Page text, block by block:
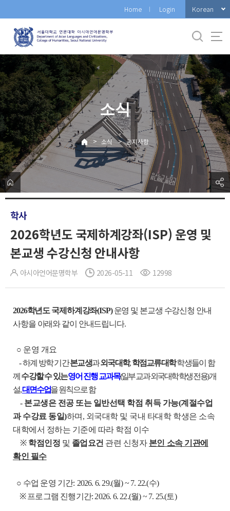
로
메
뉴
Home Login Korean
소식
> 소식 > 공지사항
학사
2026학년도 국제하계강좌(ISP) 운영 및
본교생 수강신청 안내사항
아시아언어문명학부 2026-05-11 12998
2026학년도 국제하계강좌(ISP)운영 및 본교생 수강신청 안내
사항을 아래와 같이 안내드립니다.
○ 운영 개요
-하계 방학 기간본교생과외국대학,학점교류대학학생들이 함
께 수강할 수있는영어 진행 교과목(일부 교과 외국대학 학생 전용)개
설,대면수업을 원칙으로 함
- 본교생은 전공 또는 일반선택 학점 취득 가능(계절수업
과 수강료 동일)하며, 외국대학 및 국내 타대학 학생은 소속
대학에서 정하는 기준에 따라 학점 이수
※ 학점인정 및 졸업요건 관련 신청자 본인 소속 기관에
확인 필수
○ 수업 운영 기간: 2026. 6. 29.(월) ~ 7. 22.(수)
※ 프로그램 진행기간: 2026. 6. 22.(월) ~ 7. 25.(토)